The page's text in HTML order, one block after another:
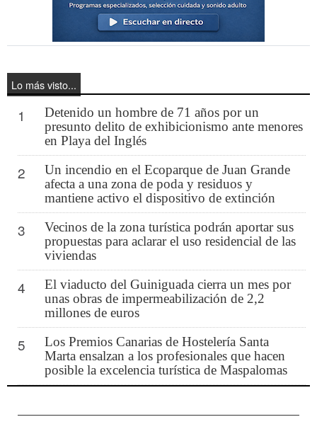
Lo más visto...
1
Detenido un hombre de 71 años por un
presunto delito de exhibicionismo ante menores
en Playa del Inglés
2
Un incendio en el Ecoparque de Juan Grande
afecta a una zona de poda y residuos y
mantiene activo el dispositivo de extinción
3
Vecinos de la zona turística podrán aportar sus
propuestas para aclarar el uso residencial de las
viviendas
4
El viaducto del Guiniguada cierra un mes por
unas obras de impermeabilización de 2,2
millones de euros
5
Los Premios Canarias de Hostelería Santa
Marta ensalzan a los profesionales que hacen
posible la excelencia turística de Maspalomas